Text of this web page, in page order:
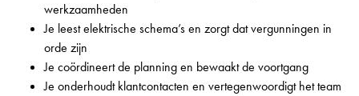
werkzaamheden
Je leest elektrische schema’s en zorgt dat vergunningen in
orde zijn
Je coördineert de planning en bewaakt de voortgang
Je onderhoudt klantcontacten en vertegenwoordigt het team